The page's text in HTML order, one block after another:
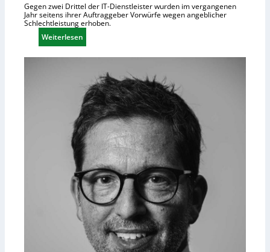
Gegen zwei Drittel der IT-Dienstleister wurden im vergangenen
Jahr seitens ihrer Auftraggeber Vorwürfe wegen angeblicher
Schlechtleistung erhoben.
Weiterlesen
M
I
T
-
D
i
e
n
s
t
e